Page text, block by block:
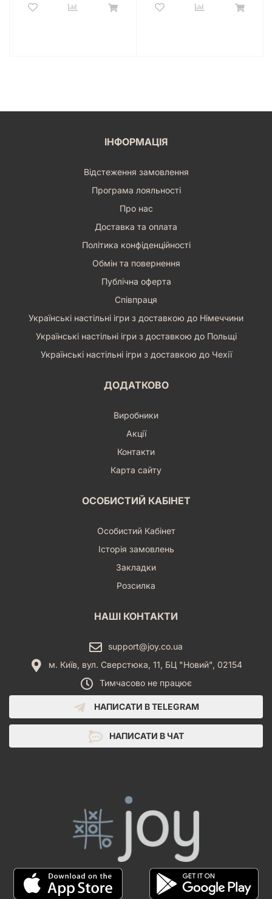
ІНФОРМАЦІЯ
Відстеження замовлення
Програма лояльності
Про нас
Доставка та оплата
Політика конфіденційності
Обмін та повернення
Публічна оферта
Співпраця
Українські настільні ігри з доставкою до Німеччини
Українські настільні ігри з доставкою до Польщі
Українські настільні ігри з доставкою до Чехії
ДОДАТКОВО
Виробники
Акції
Контакти
Карта сайту
ОСОБИСТИЙ КАБІНЕТ
Особистий Кабінет
Історія замовлень
Закладки
Розсилка
НАШІ КОНТАКТИ
support@joy.co.ua
м. Київ, вул. Сверстюка, 11, БЦ "Новий", 02154
Тимчасово не працює
НАПИСАТИ В TELEGRAM
НАПИСАТИ В ЧАТ